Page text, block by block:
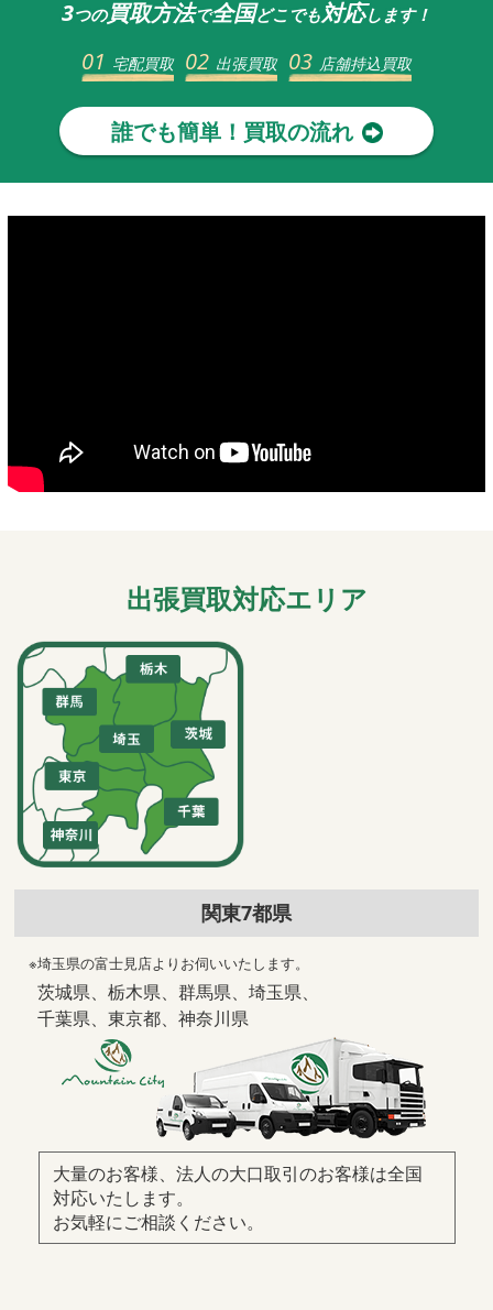
3つの買取方法で全国どこでも対応します！
01 宅配買取 02 出張買取 03 店舗持込買取
誰でも簡単！買取の流れ
出張買取対応エリア
関東7都県
※埼玉県の富士見店よりお伺いいたします。
茨城県、栃木県、群馬県、埼玉県、
千葉県、東京都、神奈川県
大量のお客様、法人の大口取引のお客様は全国
対応いたします。
お気軽にご相談ください。